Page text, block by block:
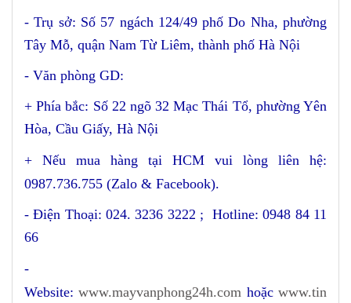
- Trụ sở: Số 57 ngách 124/49 phố Do Nha, phường
Tây Mỗ, quận Nam Từ Liêm, thành phố Hà Nội
- Văn phòng GD:
+ Phía bắc: Số 22 ngõ 32 Mạc Thái Tổ, phường Yên
Hòa, Cầu Giấy, Hà Nội
+ Nếu mua hàng tại HCM vui lòng liên hệ:
0987.736.755 (Zalo & Facebook).
- Điện Thoại: 024. 3236 3222 ; Hotline: 0948 84 11
66
-
Website:www.mayvanphong24h.com hoặcwww.tin